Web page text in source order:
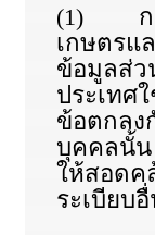
(1) กร
เกษตรแ
ข้อมูลส่ว
ประเทศ
ข้อตกลง
บุคคลนั้
ให้สอดค
ระเบี